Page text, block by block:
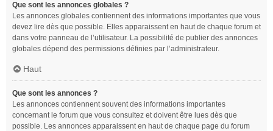
Que sont les annonces globales ?
Les annonces globales contiennent des informations importantes que vous
devez lire dès que possible. Elles apparaissent en haut de chaque forum et
dans votre panneau de l’utilisateur. La possibilité de publier des annonces
globales dépend des permissions définies par l’administrateur.
Haut
Que sont les annonces ?
Les annonces contiennent souvent des informations importantes
concernant le forum que vous consultez et doivent être lues dès que
possible. Les annonces apparaissent en haut de chaque page du forum